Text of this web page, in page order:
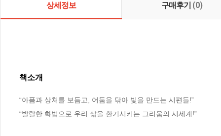
상세정보 구매후기 (0)
책소개
“아픔과 상처를 보듬고, 어둠을 닦아 빛을 만드는 시편들!”
“발랄한 화법으로 우리 삶을 환기시키는 그리움의 시세계!”